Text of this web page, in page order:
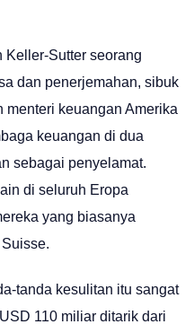
Keller-Sutter seorang
dan penerjemahan, sibuk
keuangan Amerika
keuangan di dua
sebagai penyelamat.
di seluruh Eropa
yang biasanya
tanda kesulitan itu sangat
110 miliar ditarik dari